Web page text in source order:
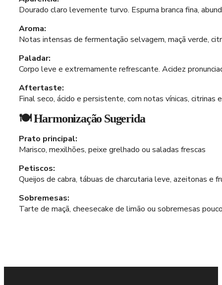
Dourado claro levemente turvo. Espuma branca fina,
Aroma:
Notas intensas de fermentação selvagem, maçã verde,
Paladar:
Corpo leve e extremamente refrescante. Acidez
Aftertaste:
Final seco, ácido e persistente, com notas vínicas, citrinas
🍽️ Harmonização Sugerida
Prato principal:
Marisco, mexilhões, peixe grelhado ou saladas frescas
Petiscos:
Queijos de cabra, tábuas de charcutaria leve, azeitonas e
Sobremesas:
Tarte de maçã, cheesecake de limão ou sobremesas